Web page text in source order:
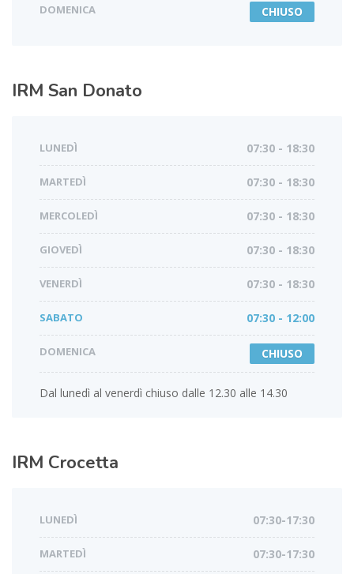
DOMENICA CHIUSO
IRM San Donato
LUNEDÌ 07:30 - 18:30
MARTEDÌ 07:30 - 18:30
MERCOLEDÌ 07:30 - 18:30
GIOVEDÌ 07:30 - 18:30
VENERDÌ 07:30 - 18:30
SABATO 07:30 - 12:00
DOMENICA CHIUSO
Dal lunedì al venerdì chiuso dalle 12.30 alle 14.30
IRM Crocetta
LUNEDÌ 07:30-17:30
MARTEDÌ 07:30-17:30